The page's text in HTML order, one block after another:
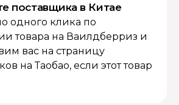
поставщика в Китае
одного клика по
товара на Ваилдберриз и
вас на страницу
на Таобао, если этот товар